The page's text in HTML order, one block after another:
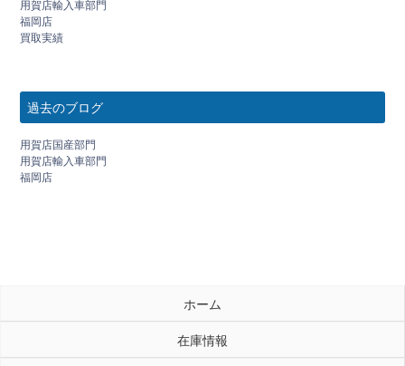
用賀店輸入車部門
福岡店
買取実績
過去のブログ
用賀店国産部門
用賀店輸入車部門
福岡店
ホーム
在庫情報